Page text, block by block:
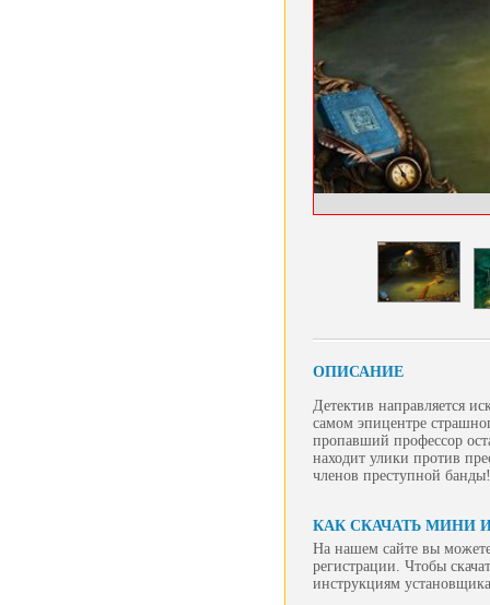
ОПИСАНИЕ
Детектив направляется
самом эпицентре
пропавший профессор
находит улики против
членов преступной банды!
КАК СКАЧАТЬ МИНИ
На нашем сайте вы
регистрации. Чтобы
инструкциям